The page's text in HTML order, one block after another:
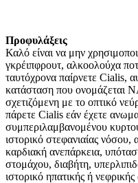
Προφυλάξεις
Καλό είναι να μην
γκρέιπφρουτ, αλκοολούχα
ταυτόχρονα παίρνετε Cialis,
κατάσταση που ονομάζεται
σχετιζόμενη με το οπτικό
πάρετε Cialis εάν έχετε
συμπεριλαμβανομένου
ιστορικό στεφανιαίας
καρδιακή ανεπάρκεια,
στομάχου, διαβήτη,
ιστορικό ηπατικής ή